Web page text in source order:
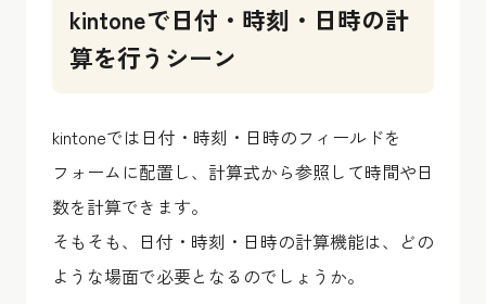
kintoneで日付・時刻・日時の計
算を行うシーン
kintoneでは日付・時刻・日時のフィールドを
フォームに配置し、計算式から参照して時間や日
数を計算できます。
そもそも、日付・時刻・日時の計算機能は、どの
ような場面で必要となるのでしょうか。